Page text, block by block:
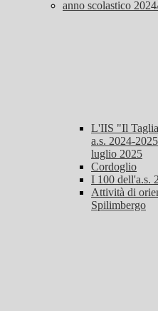
anno scolastico
L'IIS "Il
a.s. 2024-
luglio 2025
Cordoglio
I 100 dell'a.s.
Attività di
Spilimbergo